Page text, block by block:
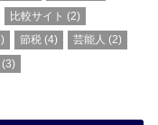
比較サイト (2)
節税 (4) 芸能人 (2)
(3)